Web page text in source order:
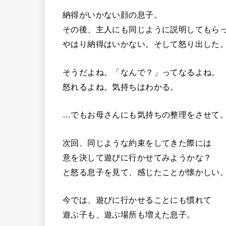
納得がいかない顔の息子。
その後、主人にも同じように説明してもら
やはり納得はいかない。そして怒り出した。
そうだよね。「なんで？」ってなるよね。
怒れるよね。気持ちはわかる。
…でもお母さんにも気持ちの整理をさせて。
次回、同じような約束をしてきた際には
意を決して遊びに行かせてみようかな？
と怒る息子を見て、感じたことが懐かしい。
今では、遊びに行かせることにも慣れて
遊ぶ子も、遊ぶ場所も増えた息子。